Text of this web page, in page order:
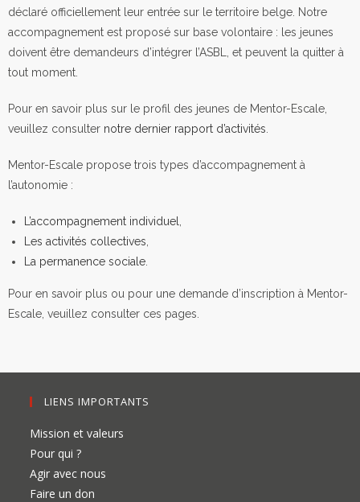
déclaré officiellement leur entrée sur le territoire belge. Notre
accompagnement est proposé sur base volontaire : les jeunes
doivent être demandeurs d’intégrer l’ASBL, et peuvent la quitter à
tout moment.
Pour en savoir plus sur le profil des jeunes de Mentor-Escale,
veuillez consulter notre dernier rapport d’activités
Mentor-Escale propose trois types d’accompagnement à
l’autonomie :
L’accompagnement individuel
Les activités collectives
La permanence sociale
Pour en savoir plus ou pour une demande d’inscription à Mentor-
Escale, veuillez consulter ces pages.
LIENS IMPORTANTS
Mission et valeurs
Pour qui ?
Agir avec nous
Faire un don